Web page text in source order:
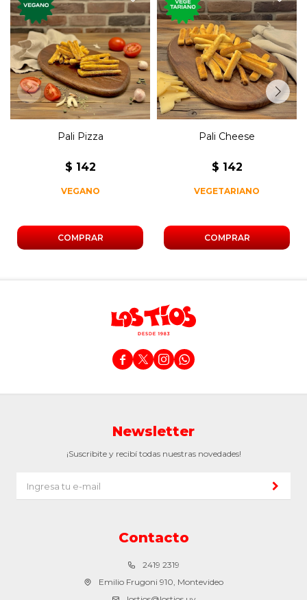
Mini grisines de tomate,
orégano, cebolla y ajo.
Pali Pizza
$ 142
VEGANO
Mini grisines de queso
horneado.
Pali Cheese
$ 142
VEGETARIANO
   
Contacto
2419 2319
Emilio Frugoni 910, Montevideo
Newsletter
¡Suscribite y recibí todas nuestras novedades!